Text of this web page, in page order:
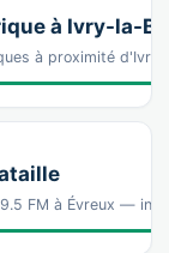
à Ivry-la-
à proximité
FM à Évreux —